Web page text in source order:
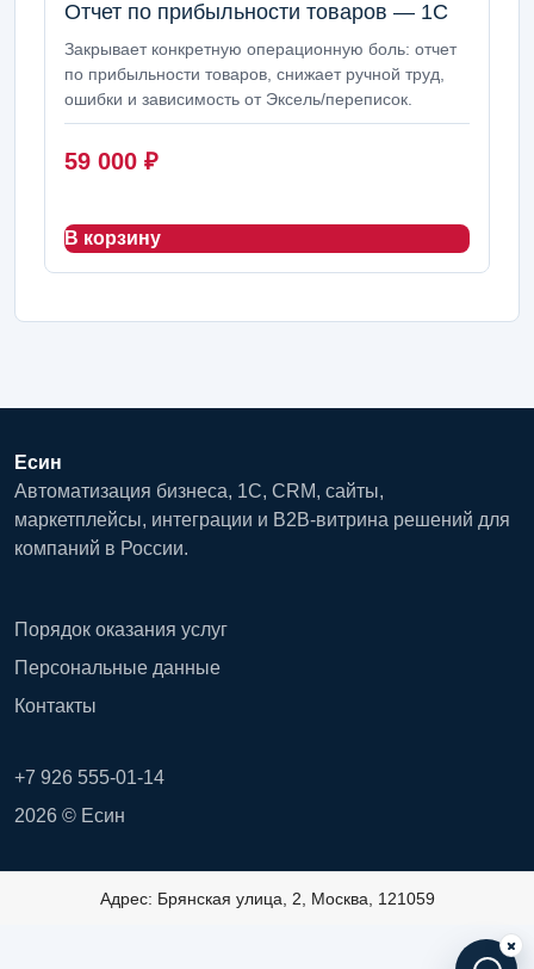
Отчет по прибыльности товаров — 1С
Закрывает конкретную операционную боль: отчет
по прибыльности товаров, снижает ручной труд,
ошибки и зависимость от Эксель/переписок.
59 000 ₽
В корзину
Есин
Автоматизация бизнеса, 1С, CRM, сайты,
маркетплейсы, интеграции и B2B-витрина решений для
компаний в России.
Порядок оказания услуг
Персональные данные
Контакты
+7 926 555-01-14
2026 © Есин
Адрес: Брянская улица, 2, Москва, 121059